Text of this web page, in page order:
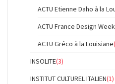
ACTU Etienne Daho à la
ACTU France Design Week
ACTU Gréco à la Louisiane
INSOLITE(3)
INSTITUT CULTUREL ITALIEN(1)